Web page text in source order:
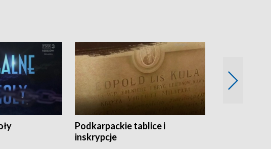
Podkarpackie tablice i
inskrypcje